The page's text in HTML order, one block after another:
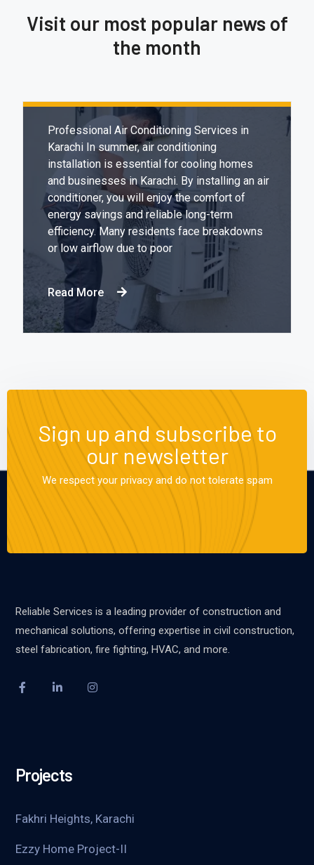
Visit our most popular news of
the month
December 27, 2025.7:31 AM
Professional Air Conditioning Services in
Karachi In summer, air conditioning
installation is essential for cooling homes
and businesses in Karachi. By installing an air
conditioner, you will enjoy the comfort of
energy savings and reliable long-term
efficiency. Many residents face breakdowns
or low airflow due to poor
Read More
Sign up and subscribe to
our newsletter
We respect your privacy and do not tolerate spam
Reliable Services is a leading provider of construction and
mechanical solutions, offering expertise in civil construction,
steel fabrication, fire fighting, HVAC, and more.
Projects
Fakhri Heights, Karachi
Ezzy Home Project-II